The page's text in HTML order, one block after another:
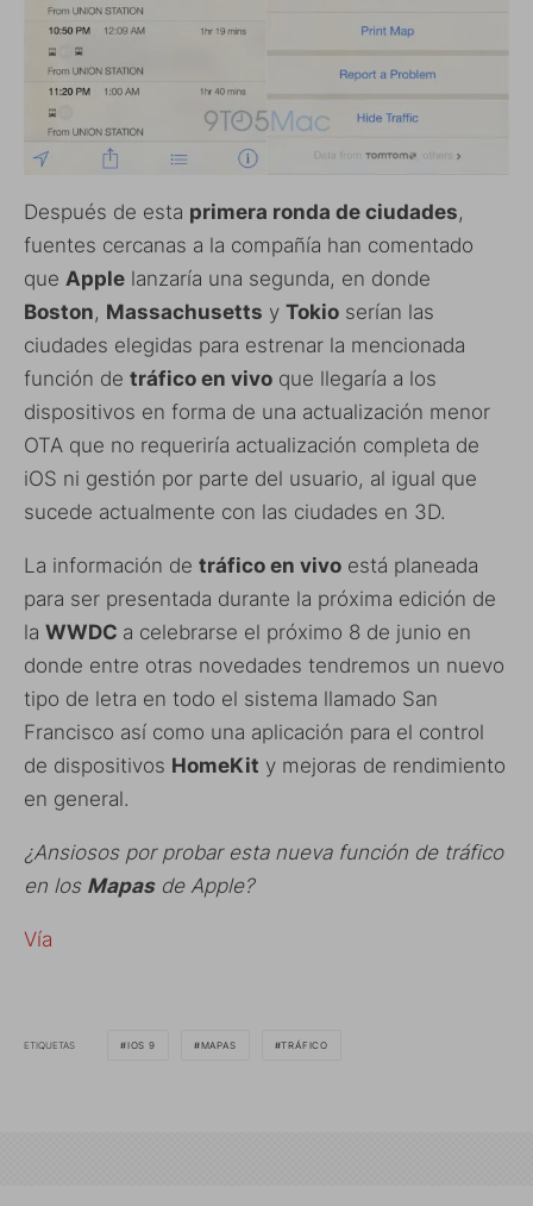
Después de esta primera ronda de ciudades,
fuentes cercanas a la compañía han comentado
que Apple lanzaría una segunda, en donde
Boston, Massachusetts y Tokio serían las
ciudades elegidas para estrenar la mencionada
función de tráfico en vivo que llegaría a los
dispositivos en forma de una actualización menor
OTA que no requeriría actualización completa de
iOS ni gestión por parte del usuario, al igual que
sucede actualmente con las ciudades en 3D.
La información de tráfico en vivo está planeada
para ser presentada durante la próxima edición de
la WWDC a celebrarse el próximo 8 de junio en
donde entre otras novedades tendremos un nuevo
tipo de letra en todo el sistema llamado San
Francisco así como una aplicación para el control
de dispositivos HomeKit y mejoras de rendimiento
en general.
¿Ansiosos por probar esta nueva función de tráfico
en los Mapasde Apple?
Vía
ETIQUETAS IOS 9 MAPAS TRÁFICO